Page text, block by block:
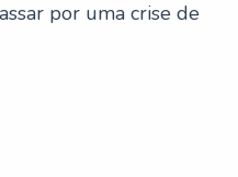
por uma crise de